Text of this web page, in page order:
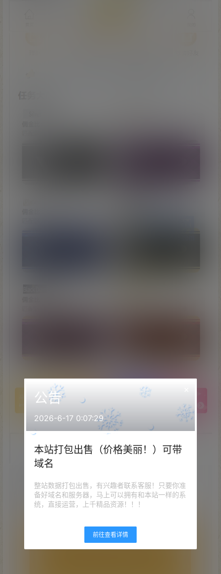
公告
2026-6-17 0:07:29
本站打包出售（价格美丽！）可带
域名
整站数据打包出售，有兴趣者联系客服！只要你准
备好域名和服务器，马上可以拥有和本站一样的系
统，直接运营，上千精品资源！！！
前往查看详情